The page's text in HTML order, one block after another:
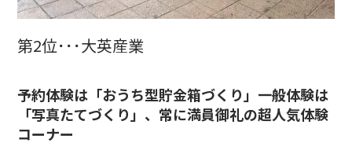
第2位･･･大英産業
予約体験は「おうち型貯金箱づくり」一般体験は
「写真たてづくり」、常に満員御礼の超人気体験
コーナー